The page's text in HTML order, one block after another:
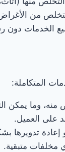
من
الخدمات دون
المتكاملة:
وما يمكن
على العميل.
تدويرها
مخلفات متبقية.